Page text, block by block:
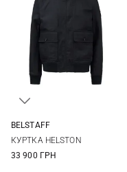
BELSTAFF
КУРТКА HELSTON
33 900 ГРН